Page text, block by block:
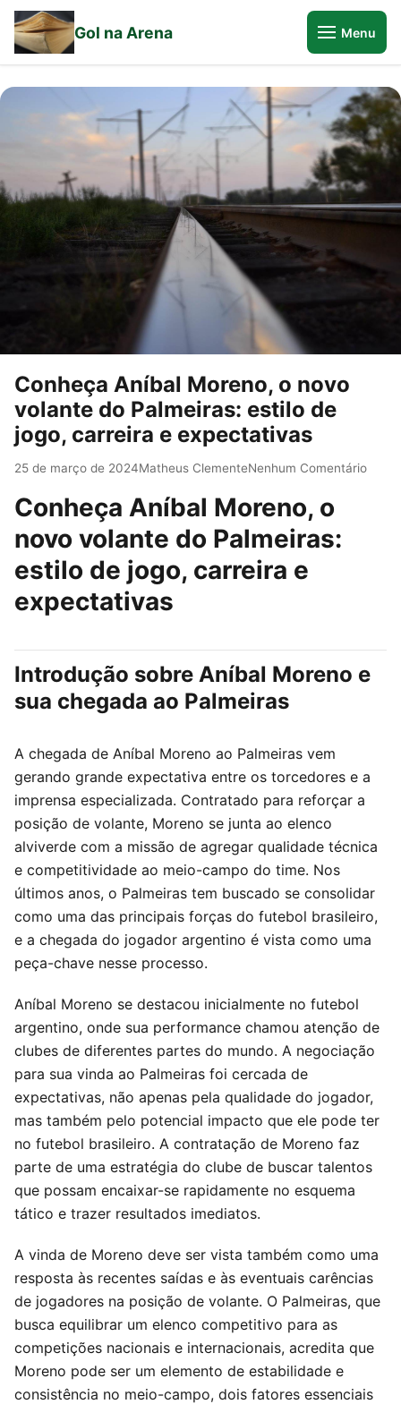
Gol na Arena Menu
Conheça Aníbal Moreno, o novo
volante do Palmeiras: estilo de
jogo, carreira e expectativas
25 de março de 2024Matheus ClementeNenhum Comentário
Conheça Aníbal Moreno, o
novo volante do Palmeiras:
estilo de jogo, carreira e
expectativas
Introdução sobre Aníbal Moreno e
sua chegada ao Palmeiras
A chegada de Aníbal Moreno ao Palmeiras vem
gerando grande expectativa entre os torcedores e a
imprensa especializada. Contratado para reforçar a
posição de volante, Moreno se junta ao elenco
alviverde com a missão de agregar qualidade técnica
e competitividade ao meio-campo do time. Nos
últimos anos, o Palmeiras tem buscado se consolidar
como uma das principais forças do futebol brasileiro,
e a chegada do jogador argentino é vista como uma
peça-chave nesse processo.
Aníbal Moreno se destacou inicialmente no futebol
argentino, onde sua performance chamou atenção de
clubes de diferentes partes do mundo. A negociação
para sua vinda ao Palmeiras foi cercada de
expectativas, não apenas pela qualidade do jogador,
mas também pelo potencial impacto que ele pode ter
no futebol brasileiro. A contratação de Moreno faz
parte de uma estratégia do clube de buscar talentos
que possam encaixar-se rapidamente no esquema
tático e trazer resultados imediatos.
A vinda de Moreno deve ser vista também como uma
resposta às recentes saídas e às eventuais carências
de jogadores na posição de volante. O Palmeiras, que
busca equilibrar um elenco competitivo para as
competições nacionais e internacionais, acredita que
Moreno pode ser um elemento de estabilidade e
consistência no meio-campo, dois fatores essenciais